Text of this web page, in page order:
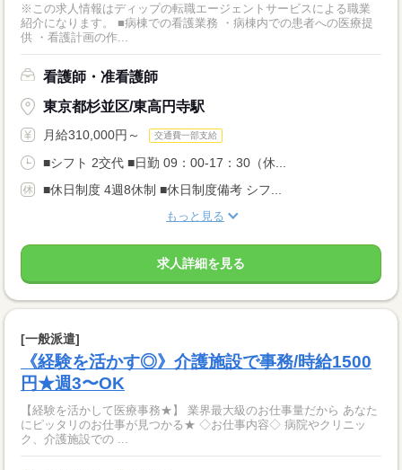
※この求人情報はディップの転職エージェントサービスによる職業
紹介になります。 ■病棟での看護業務 ・病棟内での患者への医療提
供 ・看護計画の作...
看護師・准看護師
東京都杉並区/東高円寺駅
月給310,000円～ 交通費一部支給
■シフト 2交代 ■日勤 09：00-17：30（休...
■休日制度 4週8休制 ■休日制度備考 シフ...
もっと見る
求人詳細を見る
[一般派遣]
《経験を活かす◎》介護施設で事務/時給1500
円★週3〜OK
【経験を活かして医療事務★】 業界最大級のお仕事量だから あなた
にピッタリのお仕事が見つかる★ ◇お仕事内容◇ 病院やクリニッ
ク、介護施設での ...